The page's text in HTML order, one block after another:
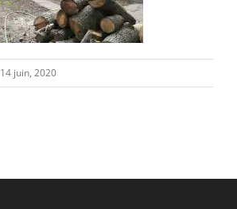
VENIR
NOUS SUIVRE
14 juin, 2020